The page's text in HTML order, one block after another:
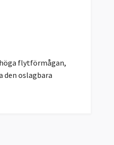
flytförmågan,
oslagbara